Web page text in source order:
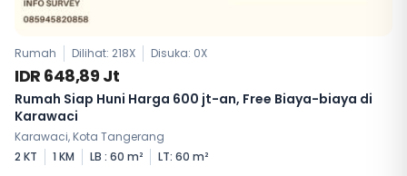
Rumah Dilihat: 218X Disuka: 0X
IDR 648,89 Jt
Rumah Siap Huni Harga 600 jt-an, Free Biaya-biaya di
Karawaci
Karawaci, Kota Tangerang
2 KT
1 KM LB : 60 m² LT: 60 m²